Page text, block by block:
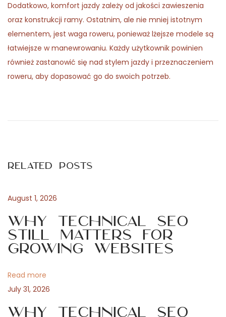
Dodatkowo, komfort jazdy zależy od jakości zawieszenia
oraz konstrukcji ramy. Ostatnim, ale nie mniej istotnym
elementem, jest waga roweru, ponieważ lżejsze modele są
łatwiejsze w manewrowaniu. Każdy użytkownik powinien
również zastanowić się nad stylem jazdy i przeznaczeniem
roweru, aby dopasować go do swoich potrzeb.
s
n
a
i
o
s
o
s
t
s
e
d
e
n
i
a
s
Related Posts
August 1, 2026
Why Technical SEO
Still Matters for
Growing Websites
Read more
July 31, 2026
Why Technical SEO